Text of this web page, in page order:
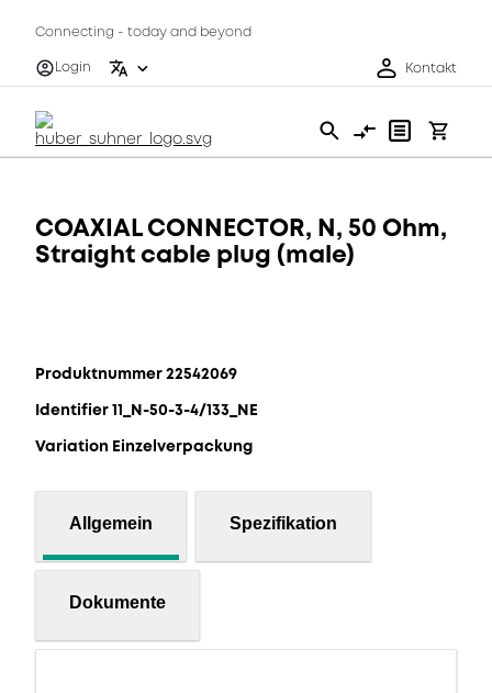
Connecting - today and beyond
Login
Kontakt
COAXIAL CONNECTOR, N, 50 Ohm,
Straight cable plug (male)
Produktnummer 22542069
Identifier 11_N-50-3-4/133_NE
Variation Einzelverpackung
Allgemein Spezifikation
Dokumente